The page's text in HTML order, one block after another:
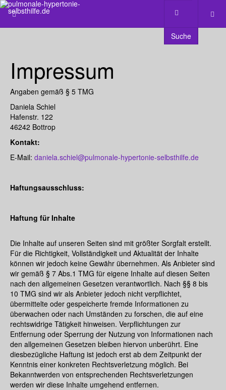
Suche
Impressum
Angaben gemäß § 5 TMG
Daniela Schiel
Hafenstr. 122
46242 Bottrop
Kontakt:
E-Mail: daniela.schiel@pulmonale-hypertonie-selbsthilfe.de
Haftungsausschluss:
Haftung für Inhalte
Die Inhalte auf unseren Seiten sind mit größter Sorgfalt erstellt.
Für die Richtigkeit, Vollständigkeit und Aktualität der Inhalte
können wir jedoch keine Gewähr übernehmen. Als Anbieter sind
wir gemäß § 7 Abs.1 TMG für eigene Inhalte auf diesen Seiten
nach den allgemeinen Gesetzen verantwortlich. Nach §§ 8 bis
10 TMG sind wir als Anbieter jedoch nicht verpflichtet,
übermittelte oder gespeicherte fremde Informationen zu
überwachen oder nach Umständen zu forschen, die auf eine
rechtswidrige Tätigkeit hinweisen. Verpflichtungen zur
Entfernung oder Sperrung der Nutzung von Informationen nach
den allgemeinen Gesetzen bleiben hiervon unberührt. Eine
diesbezügliche Haftung ist jedoch erst ab dem Zeitpunkt der
Kenntnis einer konkreten Rechtsverletzung möglich. Bei
Bekanntwerden von entsprechenden Rechtsverletzungen
werden wir diese Inhalte umgehend entfernen.